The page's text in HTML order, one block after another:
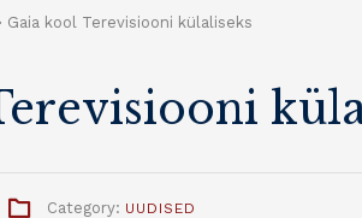
Gaia kool Terevisiooni külaliseks
Category: UUDISED